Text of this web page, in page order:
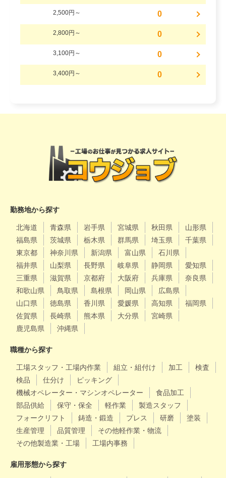
2,500円～ 0
2,800円～ 0
3,100円～ 0
3,400円～ 0
勤務地から探す
北海道 青森県 岩手県 宮城県 秋田県
山形県
福島県
茨城県 栃木県 群馬県 埼玉県
千葉県
東京都
神奈川県 新潟県 富山県
石川県
福井県
山梨県 長野県 岐阜県 静岡県
愛知県
三重県
滋賀県 京都府 大阪府 兵庫県
奈良県
和歌山県
鳥取県 島根県 岡山県
広島県
山口県
徳島県 香川県 愛媛県 高知県
福岡県
佐賀県
長崎県 熊本県 大分県
宮崎県
鹿児島県
沖縄県
職種から探す
工場スタッフ・工場内作業 組立・組付け 加工
検査
検品
仕分け
ピッキング
機械オペレーター・マシンオペレーター
食品加工
部品供給
保守・保全 軽作業
製造スタッフ
フォークリフト
鋳造・鍛造 プレス 研磨
塗装
生産管理
品質管理
その他軽作業・物流
その他製造業・工場
工場内事務
雇用形態から探す